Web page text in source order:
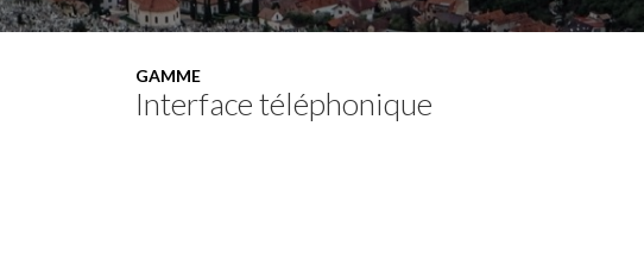
GAMME
Interface téléphonique